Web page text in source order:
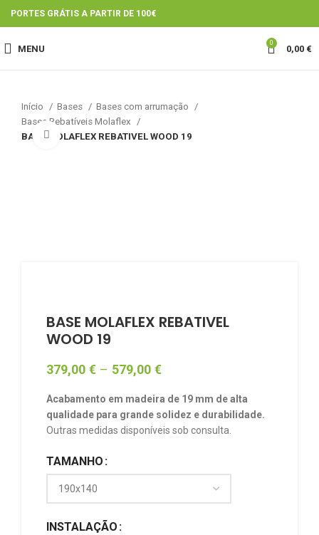
PORTES GRÁTIS A PARTIR DE 100€
MENU
0
0,00 €
Início Bases
Bases com arrumação
Bases Rebatíveis Molaflex
BASE MOLAFLEX REBATIVEL WOOD 19
Click to enlarge
BASE MOLAFLEX REBATIVEL
WOOD 19
379,00 € – 579,00 €
Acabamento em madeira de 19 mm de alta
qualidade para grande solidez e durabilidade.
Outras medidas disponíveis sob consulta.
TAMANHO
INSTALAÇÃO